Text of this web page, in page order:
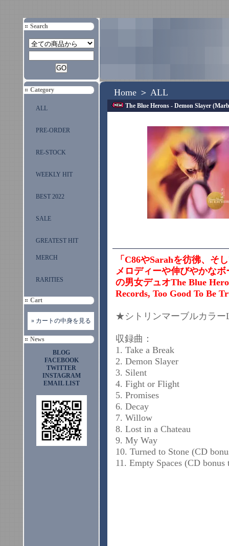
Search
Category
ALL
PRE-ORDER
RE-STOCK
WEEKLY HIT
BEST 2022
SALE
GREATEST HIT
MERCH
RARITIES
Cart
» カートの中身を見る
News
BLOG
FACEBOOK
TWITTER
INSTAGRAM
EMAIL LIST
Home ＞ ALL
The Blue Herons - Demon Slayer
「C86やSarahを彷彿、そ
メロディーや伸びやかな
の男女デュオThe Blue
Records, Too Good To Be
★シトリンマーブルカラー
収録曲：
1. Take a Break
2. Demon Slayer
3. Silent
4. Fight or Flight
5. Promises
6. Decay
7. Willow
8. Lost in a Chateau
9. My Way
10. Turned to Stone (CD
11. Empty Spaces (CD bonus